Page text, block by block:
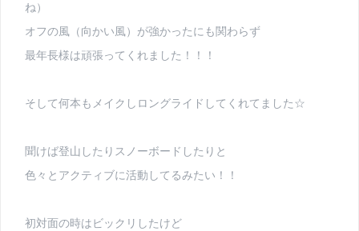
ね）
オフの風（向かい風）が強かったにも関わらず
最年長様は頑張ってくれました！！！
そして何本もメイクしロングライドしてくれてました☆
聞けば登山したりスノーボードしたりと
色々とアクティブに活動してるみたい！！
初対面の時はビックリしたけど